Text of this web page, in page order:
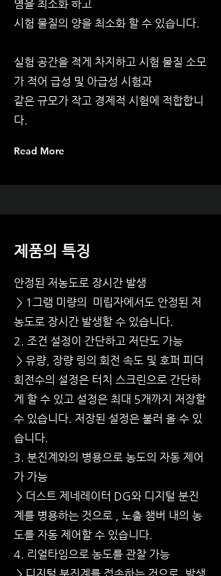
염을 최소화 하고
시험 물질의 양을 최소화 할 수 있습니다.
실험 공간을 적게 차지하고 시험 물질 소모
가 적어 급성 및 아급성 시험과
같은 규모가 작고 경제적 시험에 적합합니
다.
Read More
제품의 특징
안정된 저농도로 장시간 발생
> 1그램 미량의 미립자에서도 안정된 저
농도로 장시간 발생할 수 있습니다.
2. 조건 설정이 간단하고 저단도 가능
> 유량, 장량 링의 회전 속도 및 호퍼 피더
회전수의 설정은 터치 스크린으로 간단하
게 할 수 있고 설정은 최대 5개까지 저장할
수 있습니다. 저장된 설정은 불러 올 수 있
습니다.
3. 분진계와의 병용으로 농도의 자동 제어
가 가능
> 더스트 제네레이터 DG와 디지털 분진
계를 병용하는 것으로 , 노출 챔버 내의 농
도를 자동 제어할 수 있습니다.
4. 리얼타임으로 농도를 관찰 가능